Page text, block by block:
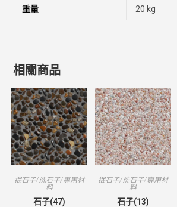
重量 20 kg
相關商品
抿石子/洗石子/專用材
料
石子(47)
抿石子/洗石子/專用材
料
石子(13)